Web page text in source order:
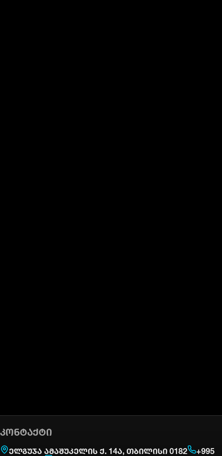
ᲙᲝᲜᲢᲐᲥᲢᲘ
ელგუჯა ამაშუკელის ქ. 14ა, თბილისი 0182 +995